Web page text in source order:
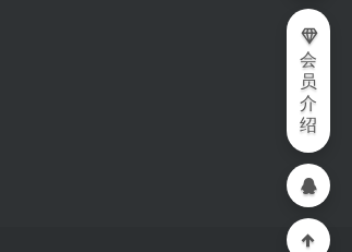
会
员
介
绍